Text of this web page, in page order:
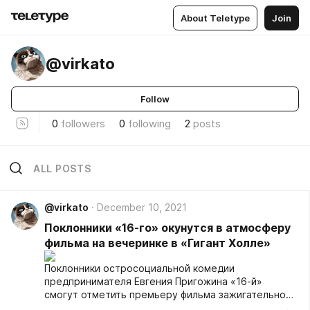
About Teletype Join
@virkato
Follow
0 followers 0 following 2 posts
ALL POSTS
@virkato December 10, 2021
Поклонники «16-го» окунутся в атмосферу
фильма на вечеринке в «Гигант Холле»
Поклонники остросоциальной комедии
предпринимателя Евгения Пригожина «16-й»
смогут отметить премьеру фильма зажигательной